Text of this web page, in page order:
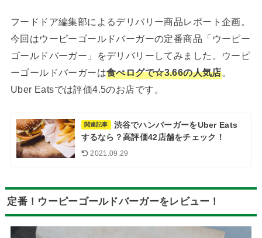
フードドア編集部によるデリバリー商品レポート企画。
今回はウーピーゴールドバーガーの定番商品「ウーピー
ゴールドバーガー」をデリバリーしてみました。ウーピ
ーゴールドバーガーは食べログで☆3.66の人気店。
Uber Eatsでは評価4.5のお店です。
関連記事
渋谷でハンバーガーをUber Eats
するなら？高評価42店舗をチェック！
2021.09.29
定番！ウーピーゴールドバーガーをレビュー！